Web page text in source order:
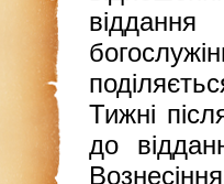
Тижні
до